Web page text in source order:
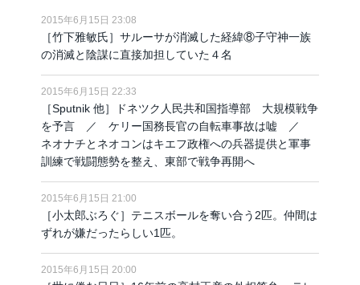
2015年6月15日 23:08
［竹下雅敏氏］サルーサが消滅した経緯⑧子守神一族
の消滅と陰謀に直接加担していた４名
2015年6月15日 22:33
［Sputnik 他］ドネツク人民共和国指導部 大規模戦争
を予言 ／ ケリー国務長官の自転車事故は嘘 ／
ネオナチとネオコンはキエフ政権への兵器提供と軍事
訓練で戦闘態勢を整え、東部で戦争再開へ
2015年6月15日 21:00
［小太郎ぶろぐ］テニスボールを奪い合う2匹。仲間は
ずれが嫌だったらしい1匹。
2015年6月15日 20:00